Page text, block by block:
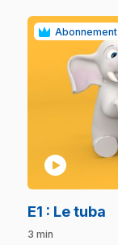
Abonnement
play_circle
E1 : Le tuba
3 min